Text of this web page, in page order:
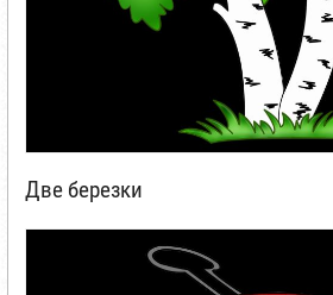
Две березки